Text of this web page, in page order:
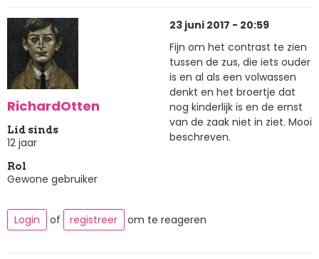
RichardOtten
Lid sinds
12 jaar
Rol
Gewone gebruiker
23 juni 2017 - 20:59
Fijn om het contrast te zien
tussen de zus, die iets ouder
is en al als een volwassen
denkt en het broertje dat
nog kinderlijk is en de ernst
van de zaak niet in ziet. Mooi
beschreven.
Login of registreer om te reageren